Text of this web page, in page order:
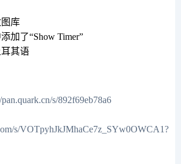
库
加了“Show Timer”
其语
s/892f69eb78a6
s/VOTpyhJkJMhaCe7z_SYw0OWCA1?